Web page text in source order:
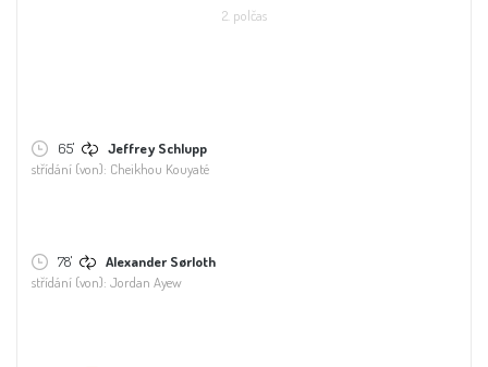
2. polčas
65'
Jeffrey Schlupp
střídání (von): Cheikhou Kouyaté
78'
Alexander Sørloth
střídání (von): Jordan Ayew